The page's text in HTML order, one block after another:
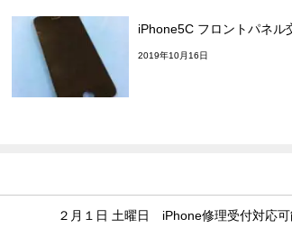
iPhone5C フロントパネル
2019年10月16日
２月１日 土曜日 iPhone修理受付対応可